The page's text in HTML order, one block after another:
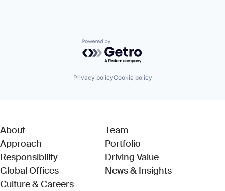
Powered by Getro.com
Privacy policyCookie policy
About
Approach
Responsibility
Global Offices
Culture & Careers
Team
Portfolio
Driving Value
News & Insights